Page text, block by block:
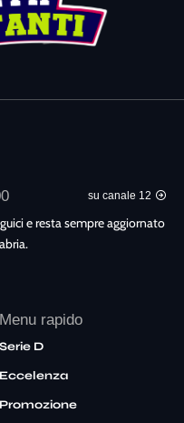
su canale 12
e resta sempre aggiornato
Menu rapido
Serie D
Eccelenza
Promozione